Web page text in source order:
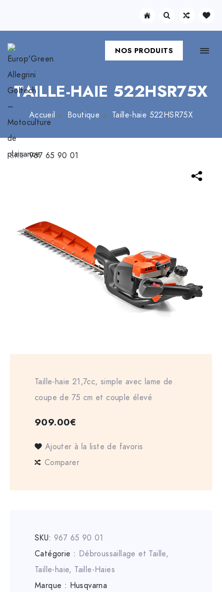
NOS PRODUITS
TAILLE-HAIE 522HSR75X
Accueil Boutique Taille-haie 522HSR75X
SKU:967 65 90 01
Taille-haie 21,7cc, simple avec lame de
coupe de 75 cm et couple élevé
909.00€
Ajouter à la liste de favoris
Comparer
SKU: 967 65 90 01
Catégorie : Débroussaillage et Taille,
Taille-haie, Taille-Haies
Marque : Husqvarna